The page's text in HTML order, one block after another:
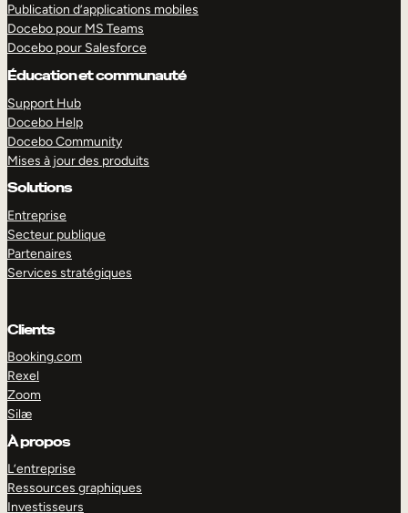
Publication d’applications mobiles
Docebo pour MS Teams
Docebo pour Salesforce
Éducation et communauté
Support Hub
Docebo Help
Docebo Community
Mises à jour des produits
Solutions
Entreprise
Secteur publique
Partenaires
Services stratégiques
Clients
Booking.com
Rexel
Zoom
Silæ
À propos
L’entreprise
Ressources graphiques
Investisseurs